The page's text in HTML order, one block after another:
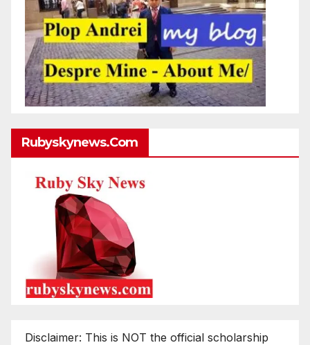
Rubyskynews.com
Disclaimer: This is NOT the official scholarship